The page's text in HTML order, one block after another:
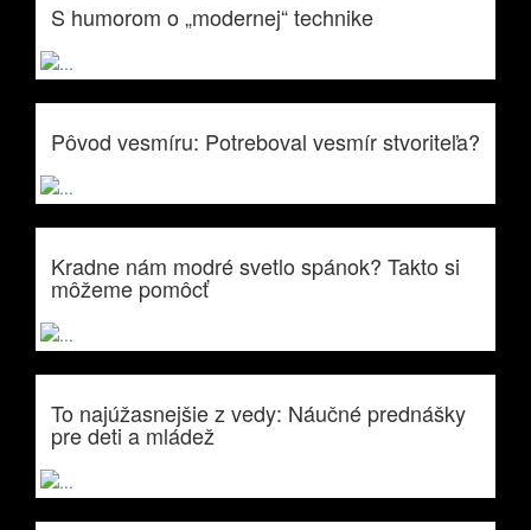
S humorom o „modernej“ technike
Pôvod vesmíru: Potreboval vesmír stvoriteľa?
Kradne nám modré svetlo spánok? Takto si
môžeme pomôcť
To najúžasnejšie z vedy: Náučné prednášky
pre deti a mládež